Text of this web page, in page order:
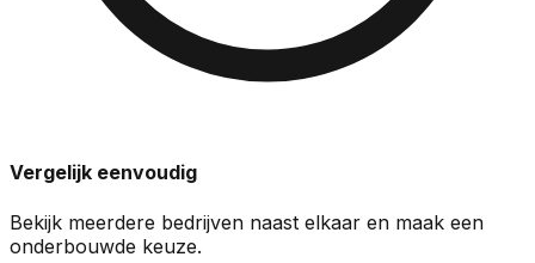
Vergelijk eenvoudig
Bekijk meerdere bedrijven naast elkaar en maak een
onderbouwde keuze.